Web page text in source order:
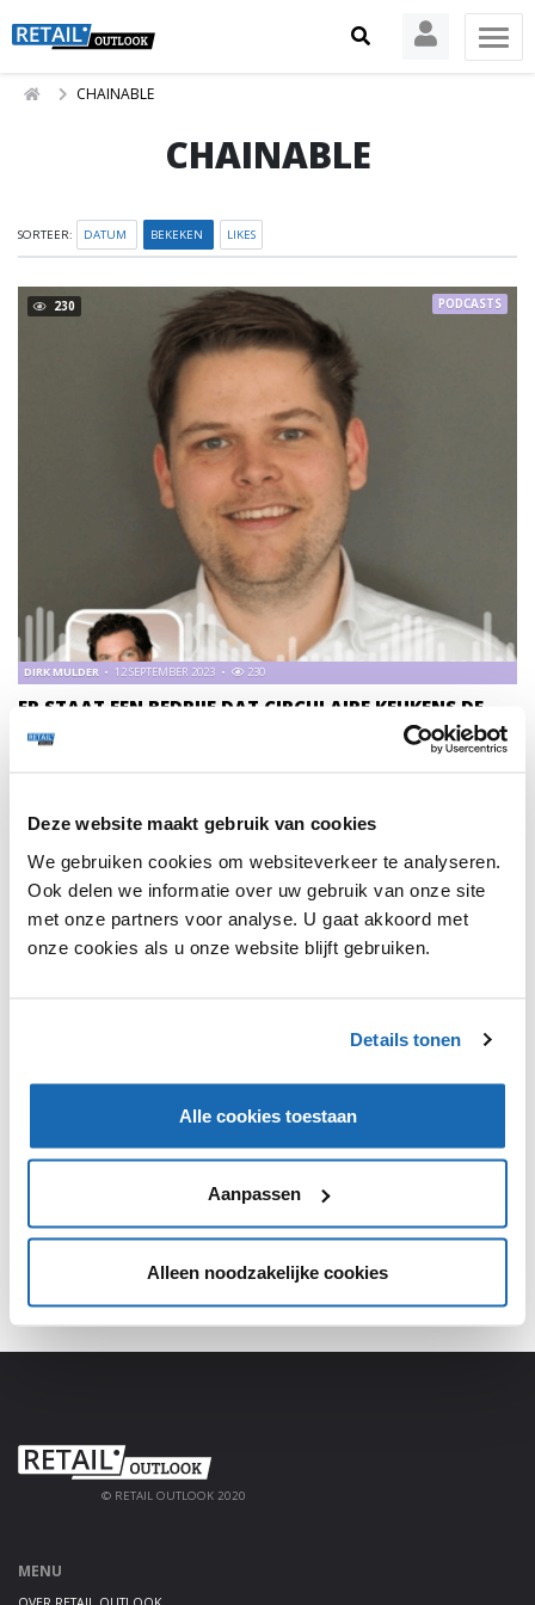
Deze website maakt gebruik van cookies
We gebruiken cookies om websiteverkeer te analyseren.
Ook delen we informatie over uw gebruik van onze site
met onze partners voor analyse. U gaat akkoord met
onze cookies als u onze website blijft gebruiken.
Details tonen
Alle cookies toestaan
Aanpassen
Alleen noodzakelijke cookies
CHAINABLE
CHAINABLE
SORTEER: DATUM BEKEKEN LIKES
230
ER STAAT EEN BEDRIJF DAT CIRCULAIRE KEUKENS DE
STANDAARD MAAKT!
DIRK MULDER 12 SEPTEMBER 2023 230
PODCASTS
ING Sector Banker Trade en Retail Dirk Mulder gaat in
medeoprichters van Chainable.
1
platform!
AANMELDEN
© RETAIL OUTLOOK 2020
MENU